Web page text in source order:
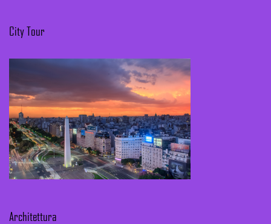
City Tour
Architettura